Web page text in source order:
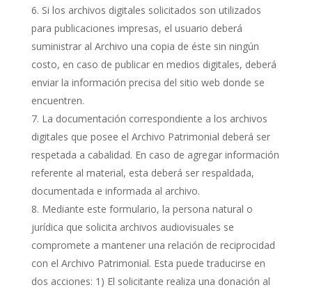
Si los archivos digitales solicitados son utilizados
para publicaciones impresas, el usuario deberá
suministrar al Archivo una copia de éste sin ningún
costo, en caso de publicar en medios digitales, deberá
enviar la información precisa del sitio web donde se
encuentren.
La documentación correspondiente a los archivos
digitales que posee el Archivo Patrimonial deberá ser
respetada a cabalidad. En caso de agregar información
referente al material, esta deberá ser respaldada,
documentada e informada al archivo.
Mediante este formulario, la persona natural o
jurídica que solicita archivos audiovisuales se
compromete a mantener una relación de reciprocidad
con el Archivo Patrimonial. Esta puede traducirse en
dos acciones: 1) El solicitante realiza una donación al